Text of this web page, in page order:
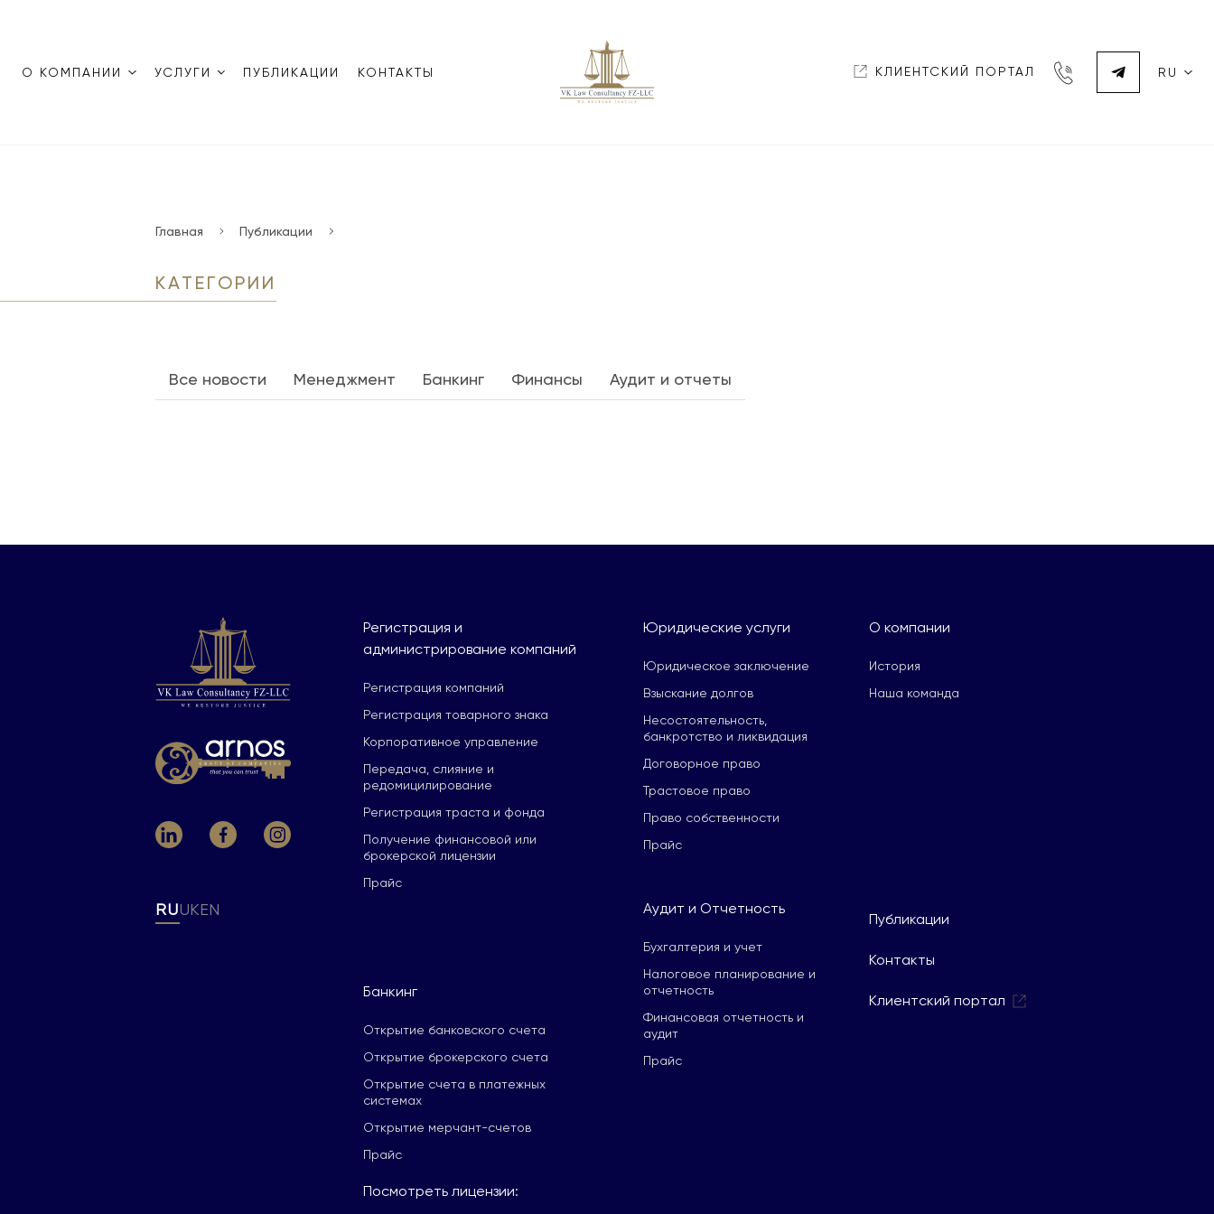
О КОМПАНИИ УСЛУГИ ПУБЛИКАЦИИ КОНТАКТЫ КЛИЕНТСКИЙ ПОРТАЛ RU
Главная Публикации
КАТЕГОРИИ
Все новости Менеджмент Банкинг Финансы Аудит и отчеты
RUUKEN
Регистрация и
администрирование компаний
Регистрация компаний
Регистрация товарного знака
Корпоративное управление
Передача, слияние и
редомицилирование
Регистрация траста и фонда
Получение финансовой или
брокерской лицензии
Прайс
Юридические услуги
Юридическое заключение
Взыскание долгов
Несостоятельность,
банкротство и ликвидация
Договорное право
Трастовое право
Право собственности
Прайс
Aудит и Отчетность
Бухгалтерия и учет
Налоговое планирование и
отчетность
Финансовая отчетность и
аудит
Прайс
Банкинг
Открытие банковского счета
Открытие брокерского счета
Открытие счета в платежных
системах
Открытие мерчант-счетов
Прайс
О компании
История
Наша команда
Публикации
Контакты
Клиентский портал
Посмотреть лицензии: